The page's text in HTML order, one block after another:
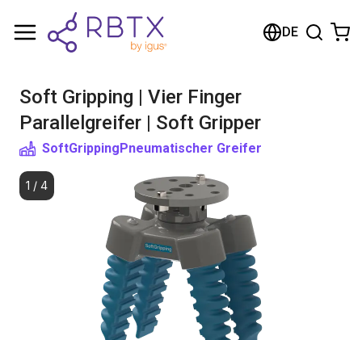
DE
Soft Gripping | Vier Finger
Parallelgreifer | Soft Gripper
SoftGrippingPneumatischer Greifer
1 / 4
Warenkorb
Im Shop stöbern